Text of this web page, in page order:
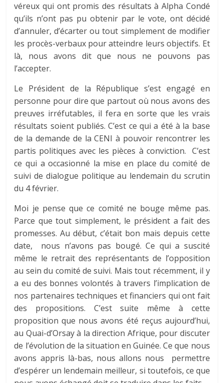
véreux qui ont promis des résultats à Alpha Condé
qu’ils n’ont pas pu obtenir par le vote, ont décidé
d’annuler, d’écarter ou tout simplement de modifier
les procès-verbaux pour atteindre leurs objectifs. Et
là, nous avons dit que nous ne pouvons pas
l’accepter.
Le Président de la République s’est engagé en
personne pour dire que partout où nous avons des
preuves irréfutables, il fera en sorte que les vrais
résultats soient publiés. C’est ce qui a été à la base
de la demande de la CENI à pouvoir rencontrer les
partis politiques avec les pièces à conviction. C’est
ce qui a occasionné la mise en place du comité de
suivi de dialogue politique au lendemain du scrutin
du 4 février.
Moi je pense que ce comité ne bouge même pas.
Parce que tout simplement, le président a fait des
promesses. Au début, c’était bon mais depuis cette
date, nous n’avons pas bougé. Ce qui a suscité
même le retrait des représentants de l’opposition
au sein du comité de suivi. Mais tout récemment, il y
a eu des bonnes volontés à travers l’implication de
nos partenaires techniques et financiers qui ont fait
des propositions. C’est suite même à cette
proposition que nous avons été reçus aujourd’hui,
au Quai-d’Orsay à la direction Afrique, pour discuter
de l’évolution de la situation en Guinée. Ce que nous
avons appris là-bas, nous allons nous permettre
d’espérer un lendemain meilleur, si toutefois, ce que